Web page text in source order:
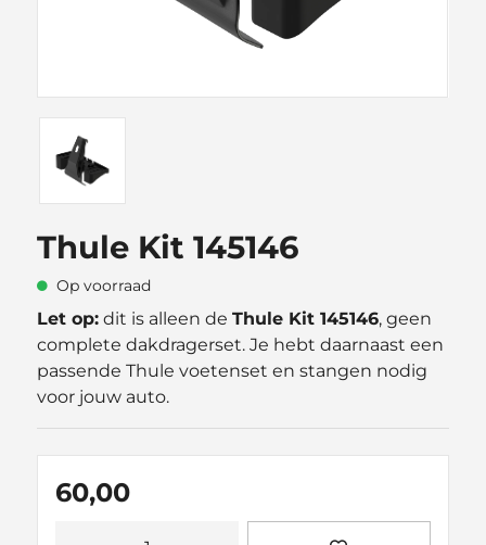
Thule Kit 145146
Op voorraad
Let op: dit is alleen deThule Kit 145146, geen
complete dakdragerset. Je hebt daarnaast een
passende Thule voetenset en stangen nodig
voor jouw auto.
60,00